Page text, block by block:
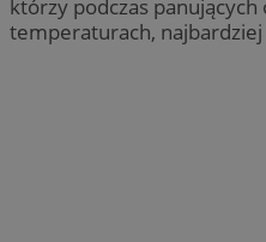
którzy podczas
temperaturach,